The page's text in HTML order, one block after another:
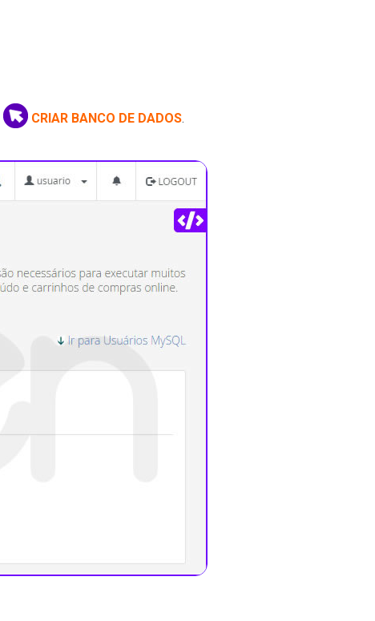
CRIAR BANCO DE DADOS.